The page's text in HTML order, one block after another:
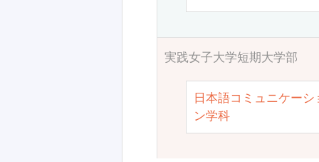
実践女子大学短期大学部
日本語コミュニケーシ
ン学科